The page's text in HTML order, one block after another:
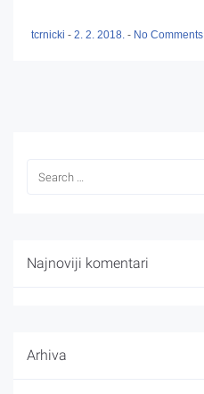
tcrnicki - 2. 2. 2018. - No Comments
Najnoviji komentari
Arhiva